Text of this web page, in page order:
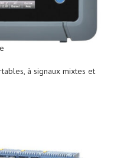
à signaux mixtes et